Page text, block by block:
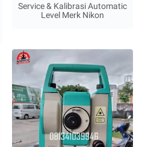
Service & Kalibrasi Automatic
Level Merk Nikon